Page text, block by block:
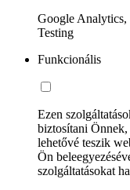
Google
Testing
Funkcionális
Ezen
biztosítani
lehetővé teszik
Ön
szolgáltatásokat